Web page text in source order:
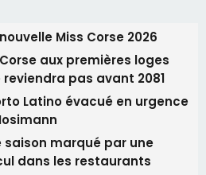
Miss Corse 2026
aux premières loges
pas avant 2081
Latino évacué en urgence
saison marqué par une
dans les restaurants